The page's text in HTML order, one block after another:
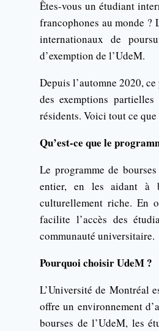
Êtes-vous un étudiant
francophones au monde ?
internationaux de
d’exemption de l’UdeM.
Depuis l’automne 2020,
des exemptions
résidents. Voici tout ce
Qu’est-ce que le
Le programme de
entier, en les aidant à
culturellement riche. En
facilite l’accès des
communauté universitaire.
Pourquoi choisir UdeM ?
L’Université de Montréal
offre un environnement
bourses de l’UdeM, les